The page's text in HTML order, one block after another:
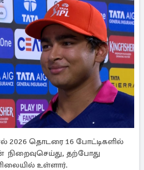
2026 தொடரை 16 போட்டிகளில்
நிறைவுசெய்து, தற்போது
உள்ளார்.